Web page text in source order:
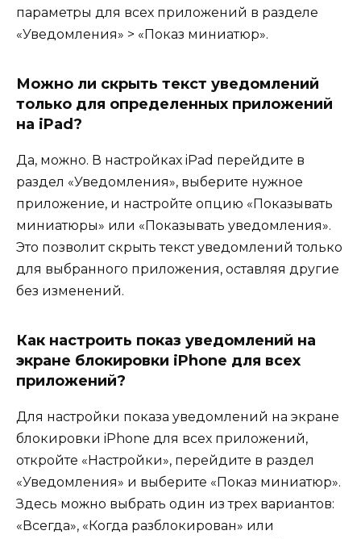
параметры для всех приложений в разделе
«Уведомления» > «Показ миниатюр».
Можно ли скрыть текст уведомлений
только для определенных приложений
на iPad?
Да, можно. В настройках iPad перейдите в
раздел «Уведомления», выберите нужное
приложение, и настройте опцию «Показывать
миниатюры» или «Показывать уведомления».
Это позволит скрыть текст уведомлений только
для выбранного приложения, оставляя другие
без изменений.
Как настроить показ уведомлений на
экране блокировки iPhone для всех
приложений?
Для настройки показа уведомлений на экране
блокировки iPhone для всех приложений,
откройте «Настройки», перейдите в раздел
«Уведомления» и выберите «Показ миниатюр».
Здесь можно выбрать один из трех вариантов:
«Всегда», «Когда разблокирован» или